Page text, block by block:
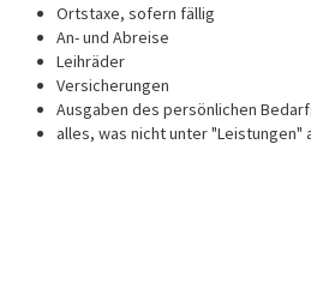
Ortstaxe, sofern fällig
An- und Abreise
Leihräder
Versicherungen
Ausgaben des persönlichen
alles, was nicht unter